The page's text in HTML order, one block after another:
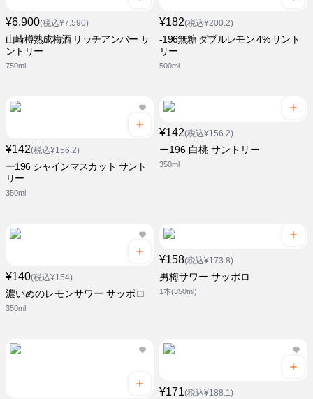
¥6,900(税込¥7,590)
山崎樽熟成梅酒 リッチアンバー サ
ントリー
750ml
¥182(税込¥200.2)
-196無糖 ダブルレモン 4% サント
リー
500ml
¥142(税込¥156.2)
ー196 シャインマスカット サント
リー
350ml
¥142(税込¥156.2)
ー196 白桃 サントリー
350ml
¥140(税込¥154)
濃いめのレモンサワー サッポロ
350ml
¥158(税込¥173.8)
男梅サワー サッポロ
1本(350ml)
¥171(税込¥188.1)